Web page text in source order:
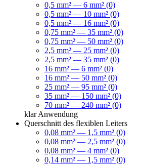
0,5 mm² — 6 mm² (0)
0,5 mm² — 10 mm² (0)
0,5 mm² — 16 mm² (0)
0,75 mm² — 35 mm² (0)
0,75 mm² — 50 mm² (0)
2,5 mm² — 25 mm² (0)
2,5 mm² — 35 mm² (0)
16 mm² — 6 mm² (0)
16 mm² — 50 mm² (0)
25 mm² — 95 mm² (0)
35 mm² — 150 mm² (0)
70 mm² — 240 mm² (0)
klar Anwendung
Querschnitt des flexiblen Leiters
0,08 mm² — 1,5 mm² (0)
0,08 mm² — 2,5 mm² (0)
0,08 mm² — 4 mm² (0)
0,14 mm² — 1,5 mm² (0)